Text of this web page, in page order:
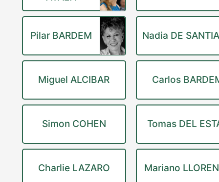
Pilar BARDEM Nadia DE
Miguel ALCIBAR Carlos
Simon COHEN Tomas DEL
Charlie LAZARO Mariano